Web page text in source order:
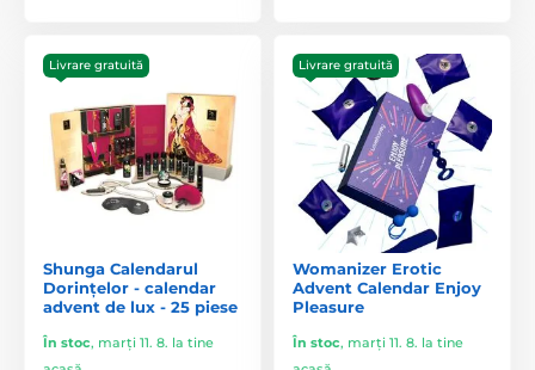
Livrare gratuită
Shunga Calendarul
Dorințelor - calendar
advent de lux - 25 piese
În stoc, marți 11. 8. la tine
Livrare gratuită
Womanizer Erotic
Advent Calendar Enjoy
Pleasure
În stoc, marți 11. 8. la tine